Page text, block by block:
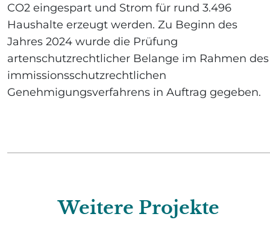
CO2 eingespart und Strom für rund 3.496
Haushalte erzeugt werden. Zu Beginn des
Jahres 2024 wurde die Prüfung
artenschutzrechtlicher Belange im Rahmen des
immissionsschutzrechtlichen
Genehmigungsverfahrens in Auftrag gegeben.
Weitere Projekte